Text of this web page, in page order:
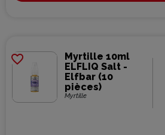
favorite_border
Myrtille 10ml
ELFLIQ Salt -
Elfbar (10
pièces)
Myrtille